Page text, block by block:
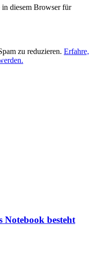
diesem Browser für
zu reduzieren. Erfahre,
Notebook besteht